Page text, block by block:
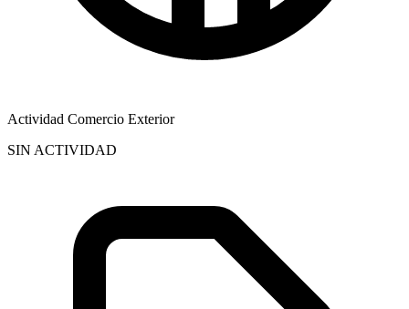
Actividad Comercio Exterior
SIN ACTIVIDAD